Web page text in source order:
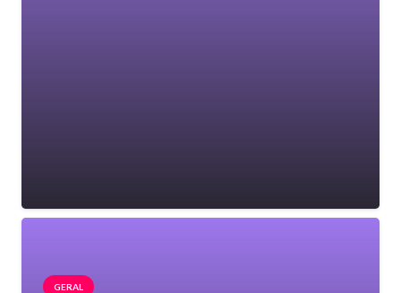
GERAL